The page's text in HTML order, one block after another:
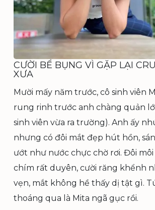
CƯỜI BỂ BỤNG VÌ GẶP LẠI
XƯA
Mười mấy năm trước, cô sinh viên
rung rinh trước anh chàng quản
sinh viên vừa ra trường). Anh ấy
nhưng có đôi mắt đẹp hút hồn,
ướt như nước chực chờ rơi. Đôi
chím rất duyên, cười răng khểnh
vẹn, mắt không hề thấy dị tật gì.
thoáng qua là Mita ngã gục rồi.